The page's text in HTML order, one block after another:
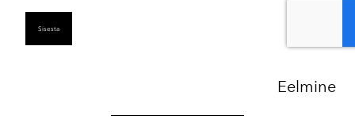
Eelmine